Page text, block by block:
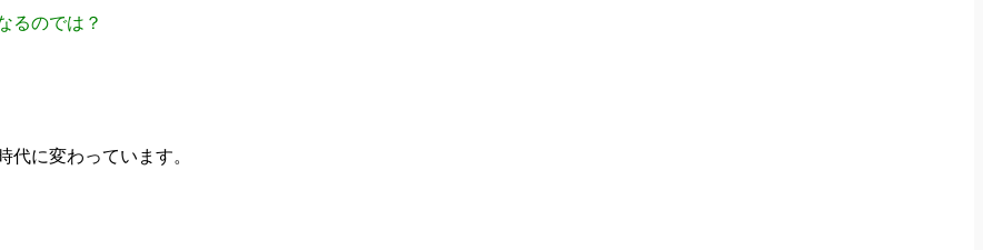
るのでは？
に変わっています。